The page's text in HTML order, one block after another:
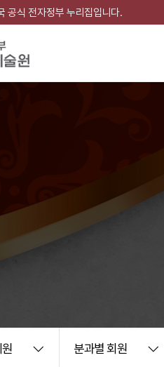
공식 전자정부 누리집입니다.
분과별 회원